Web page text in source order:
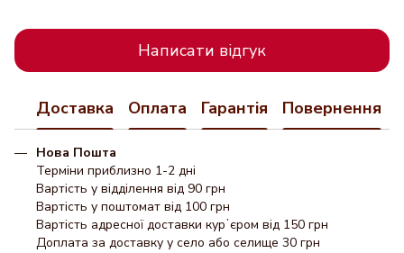
Написати відгук
Доставка Оплата Гарантія Повернення
Нова Пошта
Терміни приблизно 1-2 дні
Вартість у відділення від 90 грн
Вартість у поштомат від 100 грн
Вартість адресної доставки курʼєром від 150 грн
Доплата за доставку у село або селище 30 грн